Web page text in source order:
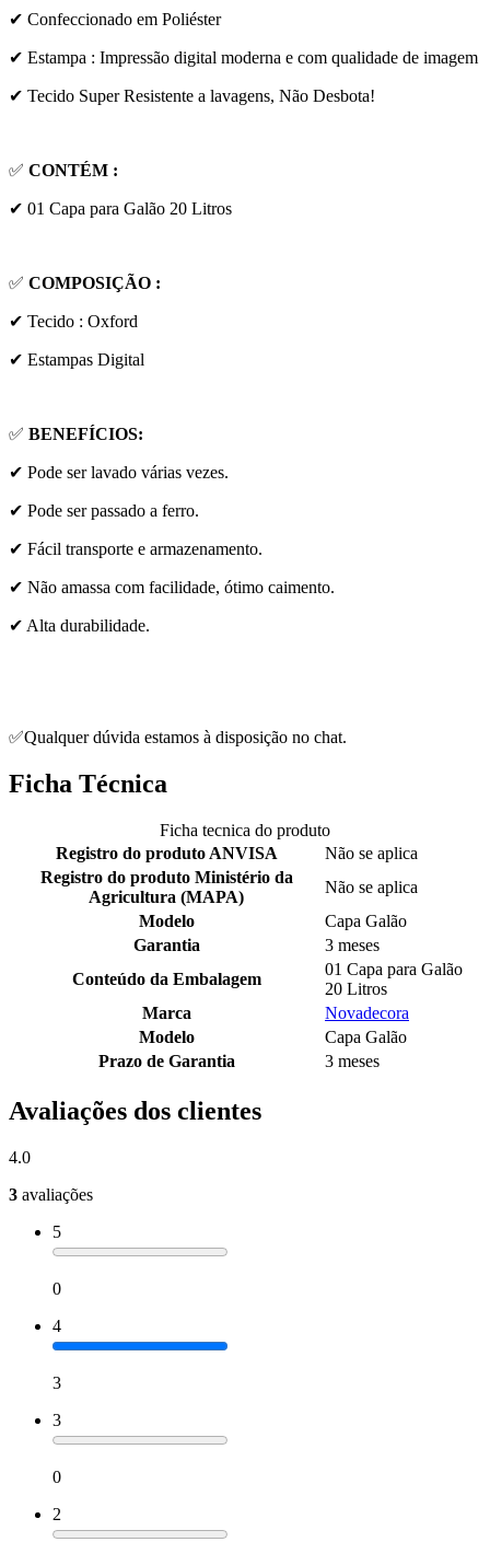
✔ Confeccionado em Poliéster
✔ Estampa : Impressão digital moderna e com qualidade de imagem
✔ Tecido Super Resistente a lavagens, Não Desbota!
✅ CONTÉM :
✔ 01 Capa para Galão 20 Litros
✅ COMPOSIÇÃO :
✔ Tecido : Oxford
✔ Estampas Digital
✅ BENEFÍCIOS:
✔ Pode ser lavado várias vezes.
✔ Pode ser passado a ferro.
✔ Fácil transporte e armazenamento.
✔ Não amassa com facilidade, ótimo caimento.
✔ Alta durabilidade.
✅Qualquer dúvida estamos à disposição no chat.
Ficha Técnica
Ficha tecnica do produto
Registro do produto ANVISA
Não se aplica
Registro do produto Ministério da
Agricultura (MAPA)
Não se aplica
Modelo
Capa Galão
Garantia
3 meses
Conteúdo da Embalagem
01 Capa para Galão
20 Litros
Marca
Novadecora
Modelo
Capa Galão
Prazo de Garantia
3 meses
Avaliações dos clientes
4.0
3 avaliações
5
0
4
3
3
0
2